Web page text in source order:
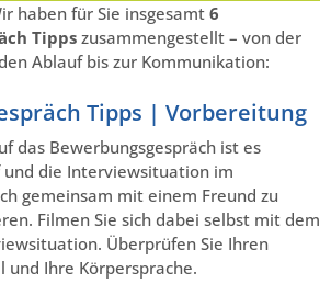
haben für Sie insgesamt 6
Tipps zusammengestellt – von der
Ablauf bis zur Kommunikation:
Tipps | Vorbereitung
das Bewerbungsgespräch ist es
die Interviewsituation im
gemeinsam mit einem Freund zu
Filmen Sie sich dabei selbst mit dem
Überprüfen Sie Ihren
und Ihre Körpersprache.